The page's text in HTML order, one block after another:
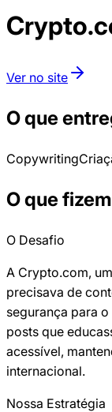
Ver no site
O que
Copywriting
O que
O Desafio
A Crypto.com,
precisava de
segurança para
posts que
acessível,
internacional.
Nossa Estratégia